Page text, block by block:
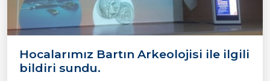
Hocalarımız Bartın Arkeolojisi ile ilgili
bildiri sundu.